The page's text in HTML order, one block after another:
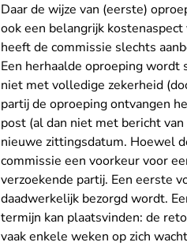
Daar de wijze van (eerste)
ook een belangrijk
heeft de commissie slechts
Een herhaalde oproeping
niet met volledige zekerheid
partij de oproeping ontvangen
post (al dan niet met bericht
nieuwe zittingsdatum. Hoewel
commissie een voorkeur voor
verzoekende partij. Een eerste
daadwerkelijk bezorgd wordt.
termijn kan plaatsvinden: de
vaak enkele weken op zich